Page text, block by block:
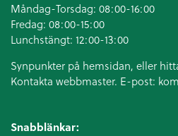
Måndag-Torsdag: 08:00-16:00
Fredag: 08:00-15:00
Lunchstängt: 12:00-13:00
Synpunkter på hemsidan, eller
Kontakta webbmaster. E-post:
Snabblänkar: